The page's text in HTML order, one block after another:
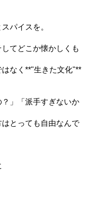
パイスを。
てどこか懐かしくも
なく**"生きた文化"**
？」「派手すぎないか
とっても自由なんで